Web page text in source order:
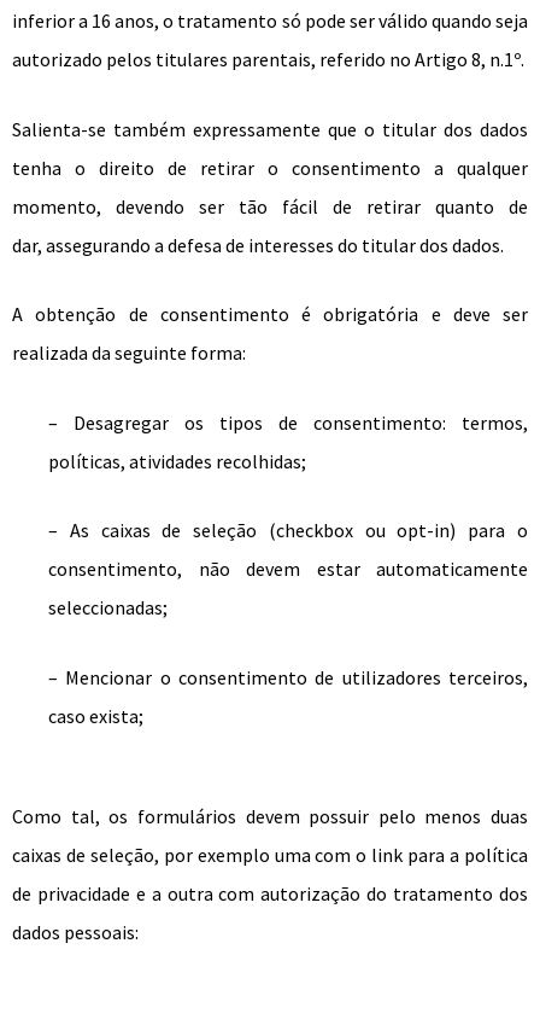
inferior a 16 anos, o tratamento só pode ser válido quando seja
autorizado pelos titulares parentais, referido no Artigo 8, n.1º.
Salienta-se também expressamente que o titular dos dados
tenha o direito de retirar o consentimento a qualquer
momento, devendo ser tão fácil de retirar quanto de
dar, assegurando a defesa de interesses do titular dos dados.
A obtenção de consentimento é obrigatória e deve ser
realizada da seguinte forma:
– Desagregar os tipos de consentimento: termos,
políticas, atividades recolhidas;
– As caixas de seleção (checkbox ou opt-in) para o
consentimento, não devem estar automaticamente
seleccionadas;
– Mencionar o consentimento de utilizadores terceiros,
caso exista;
Como tal, os formulários devem possuir pelo menos duas
caixas de seleção, por exemplo uma com o link para a política
de privacidade e a outra com autorização do tratamento dos
dados pessoais: